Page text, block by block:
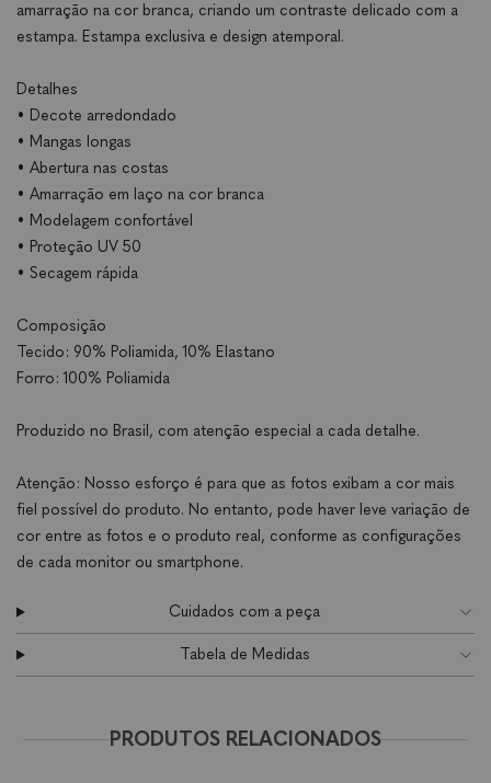
amarração na cor branca, criando um contraste delicado com a
estampa. Estampa exclusiva e design atemporal.
Detalhes
• Decote arredondado
• Mangas longas
• Abertura nas costas
• Amarração em laço na cor branca
• Modelagem confortável
• Proteção UV 50
• Secagem rápida
Composição
Tecido: 90% Poliamida, 10% Elastano
Forro: 100% Poliamida
Produzido no Brasil, com atenção especial a cada detalhe.
Atenção: Nosso esforço é para que as fotos exibam a cor mais
fiel possível do produto. No entanto, pode haver leve variação de
cor entre as fotos e o produto real, conforme as configurações
de cada monitor ou smartphone.
Cuidados com a peça
Tabela de Medidas
PRODUTOS RELACIONADOS